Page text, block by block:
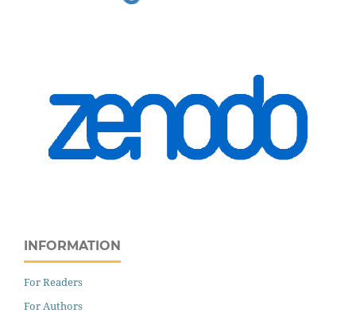
INFORMATION
For Readers
For Authors